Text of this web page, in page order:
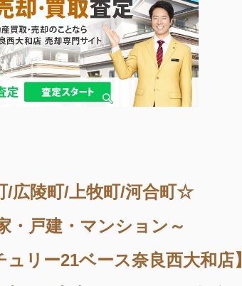
/広陵町/上牧町/河合町☆
・戸建・マンション～
リー21ベース奈良西大和店】